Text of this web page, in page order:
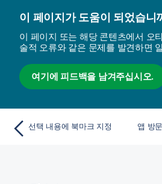
이 페이지가 도움이 되었습니
이 페이지 또는 해당 콘텐츠에서 오
술적 오류와 같은 문제를 발견하면
여기에 피드백을 남겨주십시오.
선택 내용에 북마크 지정